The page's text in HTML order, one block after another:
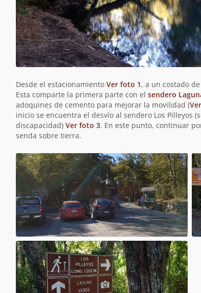
Descripción
de
la
jornada
Desde el estacionamiento Ver foto 1, a un costado
Esta comparte la primera parte con el sendero
adoquines de cemento para mejorar la movilidad (
inicio se encuentra el desvío al sendero Los Pilleyos
discapacidad) Ver foto 3. En este punto, continuar
senda sobre tierra.